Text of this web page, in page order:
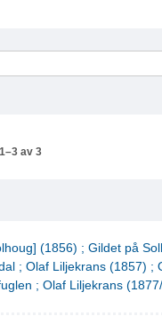
1–3 av 3
(1856) ; Gildet på
; Olaf Liljekrans (1857) ;
; Olaf Liljekrans